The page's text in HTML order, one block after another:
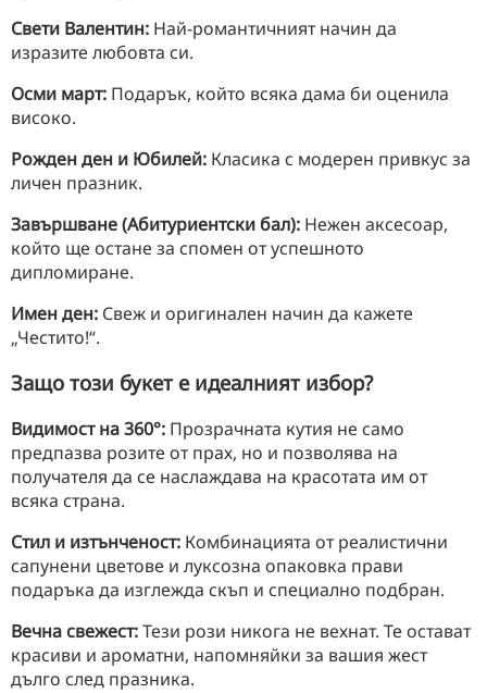
Свети Валентин: Най-романтичният начин да
изразите любовта си.
Осми март: Подарък, който всяка дама би оценила
високо.
Рожден ден и Юбилей: Класика с модерен привкус за
личен празник.
Завършване (Абитуриентски бал): Нежен аксесоар,
който ще остане за спомен от успешното
дипломиране.
Имен ден: Свеж и оригинален начин да кажете
„Честито!“.
Защо този букет е идеалният избор?
Видимост на 360°: Прозрачната кутия не само
предпазва розите от прах, но и позволява на
получателя да се наслаждава на красотата им от
всяка страна.
Стил и изтънченост: Комбинацията от реалистични
сапунени цветове и луксозна опаковка прави
подаръка да изглежда скъп и специално подбран.
Вечна свежест:Тези рози никога не вехнат. Те остават
красиви и ароматни, напомняйки за вашия жест
дълго след празника.